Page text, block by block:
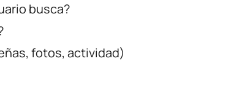
busca?
fotos, actividad)